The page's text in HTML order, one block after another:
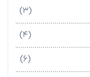
(۳)
(۴)
(۶)